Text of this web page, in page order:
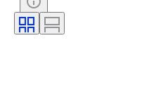
Wein-Appellation /
Weinklassifizierung